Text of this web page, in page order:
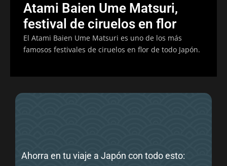
Atami Baien Ume Matsuri,
festival de ciruelos en flor
El Atami Baien Ume Matsuri es uno de los más
famosos festivales de ciruelos en flor de todo Japón.
Ahorra en tu viaje a Japón con todo esto: